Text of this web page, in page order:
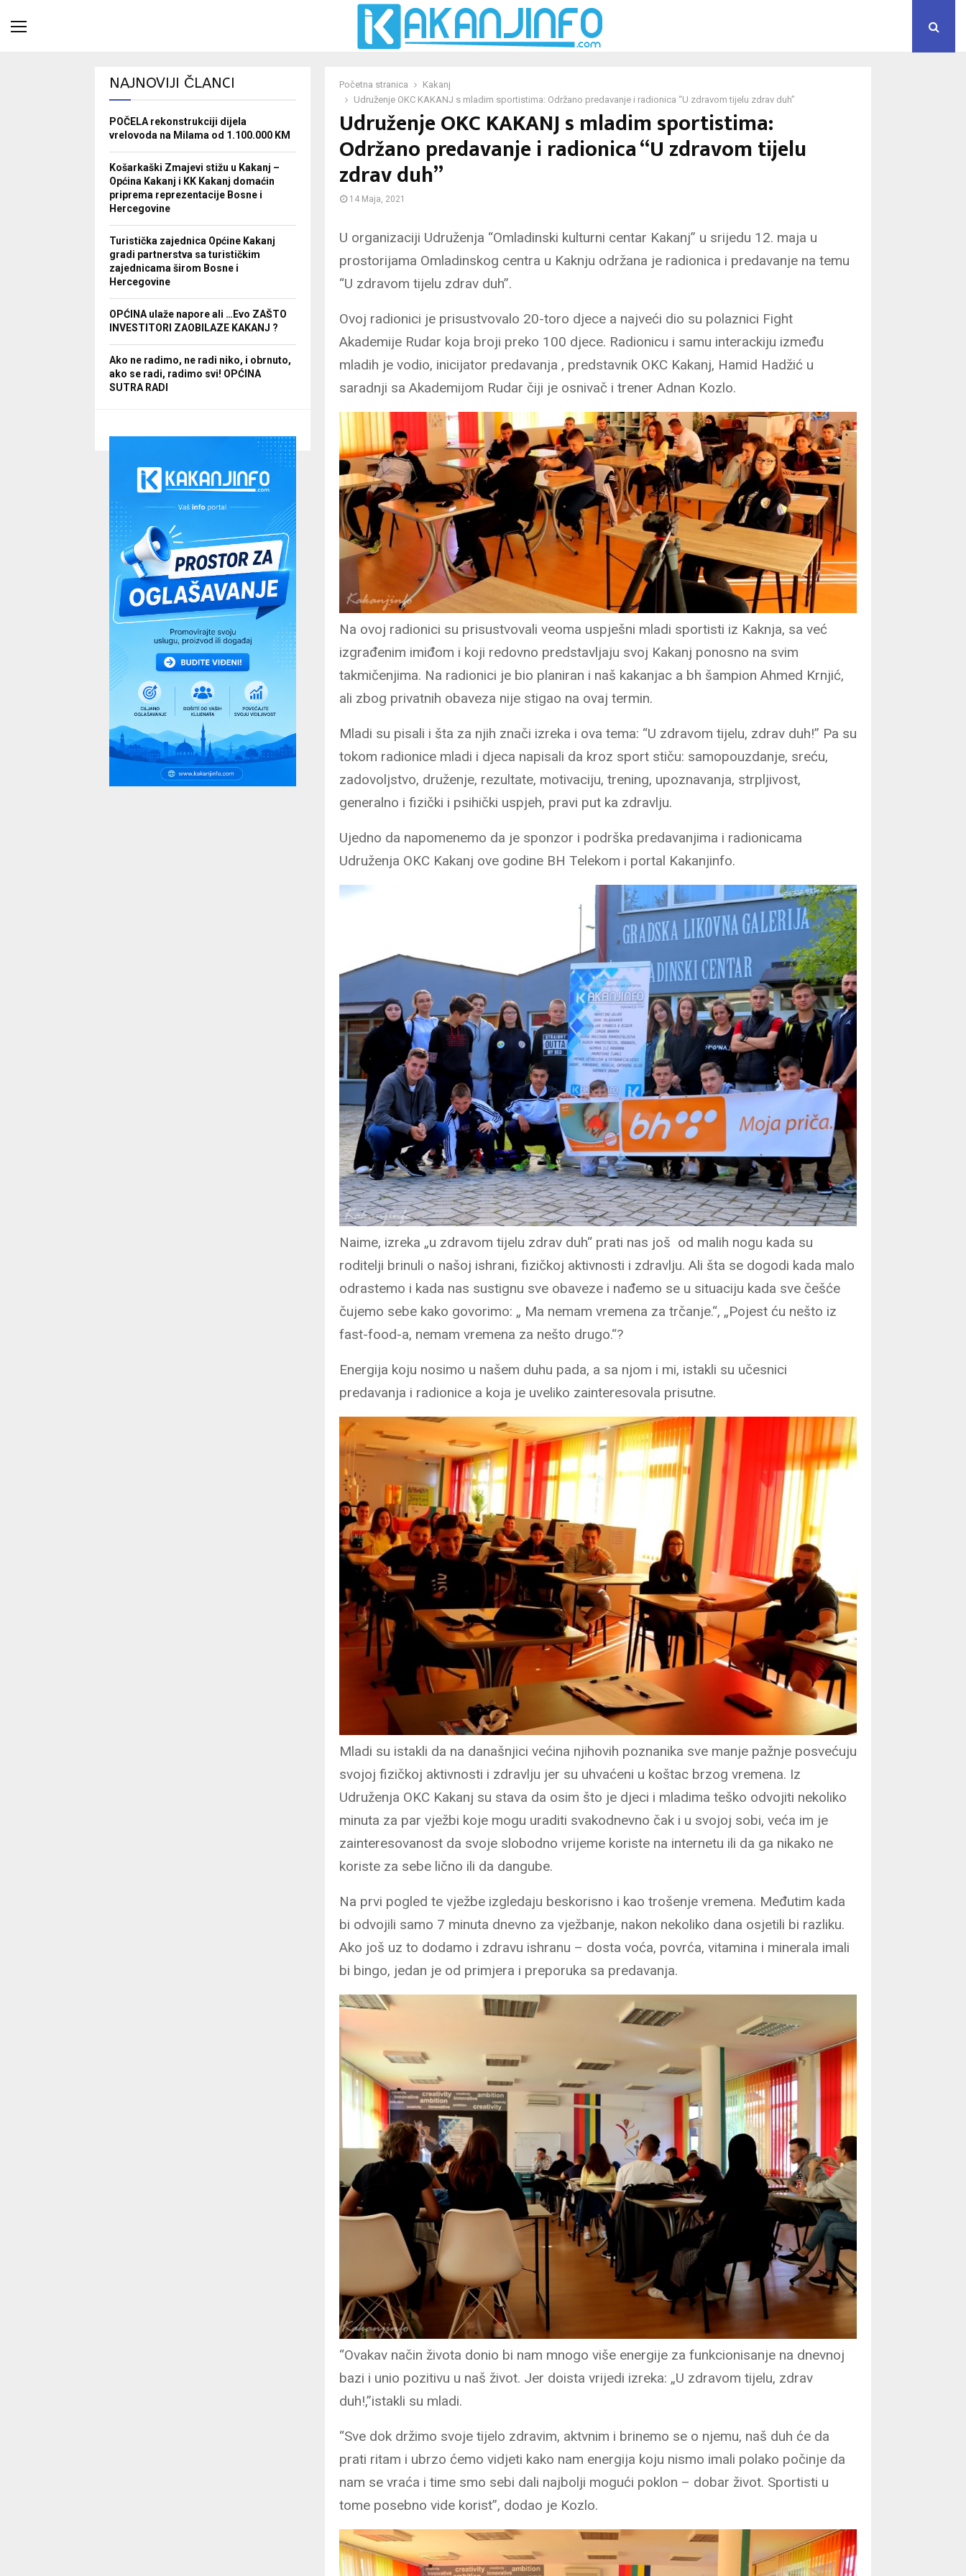
Početna stranica
Kakanj
Udruženje OKC KAKANJ s mladim sportistima: Održano predavanje i radionica “U zdravom tijelu zdrav duh”
Udruženje OKC KAKANJ s mladim sportistima:
Održano predavanje i radionica “U zdravom tijelu
zdrav duh”
14 Maja, 2021
U organizaciji Udruženja “Omladinski kulturni centar Kakanj” u srijedu 12. maja u
prostorijama Omladinskog centra u Kaknju održana je radionica i predavanje na temu
“U zdravom tijelu zdrav duh”.
Ovoj radionici je prisustvovalo 20-toro djece a najveći dio su polaznici Fight
Akademije Rudar koja broji preko 100 djece. Radionicu i samu interackiju između
mladih je vodio, inicijator predavanja , predstavnik OKC Kakanj, Hamid Hadžić u
saradnji sa Akademijom Rudar čiji je osnivač i trener Adnan Kozlo.
Na ovoj radionici su prisustvovali veoma uspješni mladi sportisti iz Kaknja, sa već
izgrađenim imiđom i koji redovno predstavljaju svoj Kakanj ponosno na svim
takmičenjima. Na radionici je bio planiran i naš kakanjac a bh šampion Ahmed Krnjić,
ali zbog privatnih obaveza nije stigao na ovaj termin.
Mladi su pisali i šta za njih znači izreka i ova tema: “U zdravom tijelu, zdrav duh!” Pa su
tokom radionice mladi i djeca napisali da kroz sport stiču: samopouzdanje, sreću,
zadovoljstvo, druženje, rezultate, motivaciju, trening, upoznavanja, strpljivost,
generalno i fizički i psihički uspjeh, pravi put ka zdravlju.
Ujedno da napomenemo da je sponzor i podrška predavanjima i radionicama
Udruženja OKC Kakanj ove godine BH Telekom i portal Kakanjinfo.
Naime, izreka „u zdravom tijelu zdrav duh“ prati nas još od malih nogu kada su
roditelji brinuli o našoj ishrani, fizičkoj aktivnosti i zdravlju. Ali šta se dogodi kada malo
odrastemo i kada nas sustignu sve obaveze i nađemo se u situaciju kada sve češće
čujemo sebe kako govorimo: „ Ma nemam vremena za trčanje.“, „Pojest ću nešto iz
fast-food-a, nemam vremena za nešto drugo.“?
Energija koju nosimo u našem duhu pada, a sa njom i mi, istakli su učesnici
predavanja i radionice a koja je uveliko zainteresovala prisutne.
Mladi su istakli da na današnjici većina njihovih poznanika sve manje pažnje posvećuju
svojoj fizičkoj aktivnosti i zdravlju jer su uhvaćeni u koštac brzog vremena. Iz
Udruženja OKC Kakanj su stava da osim što je djeci i mladima teško odvojiti nekoliko
minuta za par vježbi koje mogu uraditi svakodnevno čak i u svojoj sobi, veća im je
zainteresovanost da svoje slobodno vrijeme koriste na internetu ili da ga nikako ne
koriste za sebe lično ili da dangube.
Na prvi pogled te vježbe izgledaju beskorisno i kao trošenje vremena. Međutim kada
bi odvojili samo 7 minuta dnevno za vježbanje, nakon nekoliko dana osjetili bi razliku.
Ako još uz to dodamo i zdravu ishranu – dosta voća, povrća, vitamina i minerala imali
bi bingo, jedan je od primjera i preporuka sa predavanja.
“Ovakav način života donio bi nam mnogo više energije za funkcionisanje na dnevnoj
bazi i unio pozitivu u naš život. Jer doista vrijedi izreka: „U zdravom tijelu, zdrav
duh!,”istakli su mladi.
“Sve dok držimo svoje tijelo zdravim, aktvnim i brinemo se o njemu, naš duh će da
prati ritam i ubrzo ćemo vidjeti kako nam energija koju nismo imali polako počinje da
nam se vraća i time smo sebi dali najbolji mogući poklon – dobar život. Sportisti u
tome posebno vide korist”, dodao je Kozlo.
NAJNOVIJI ČLANCI
POČELA rekonstrukciji dijela
vrelovoda na Milama od 1.100.000 KM
Košarkaški Zmajevi stižu u Kakanj –
Općina Kakanj i KK Kakanj domaćin
priprema reprezentacije Bosne i
Hercegovine
Turistička zajednica Općine Kakanj
gradi partnerstva sa turističkim
zajednicama širom Bosne i
Hercegovine
OPĆINA ulaže napore ali …Evo ZAŠTO
INVESTITORI ZAOBILAZE KAKANJ ?
Ako ne radimo, ne radi niko, i obrnuto,
ako se radi, radimo svi! OPĆINA
SUTRA RADI